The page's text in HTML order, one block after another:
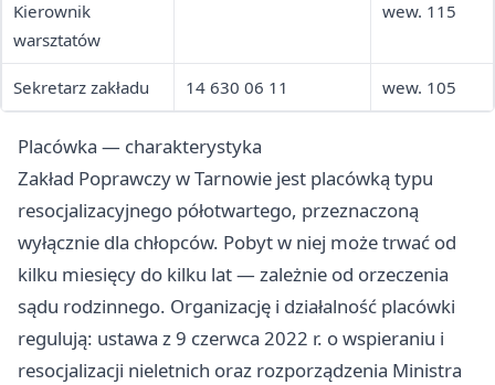
Kierownik
warsztatów
wew. 115
Sekretarz zakładu 14 630 06 11 wew. 105
Placówka — charakterystyka
Zakład Poprawczy w Tarnowie jest placówką typu
resocjalizacyjnego półotwartego, przeznaczoną
wyłącznie dla chłopców. Pobyt w niej może trwać od
kilku miesięcy do kilku lat — zależnie od orzeczenia
sądu rodzinnego. Organizację i działalność placówki
regulują: ustawa z 9 czerwca 2022 r. o wspieraniu i
resocjalizacji nieletnich oraz rozporządzenia Ministra